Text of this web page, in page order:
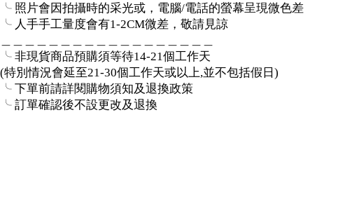
╰ 照片會因拍攝時的采光或，電腦/電話的螢幕呈現微色差
╰ 人手手工量度會有1-2CM微差，敬請見諒
╰ 非現貨商品預購須等待14-21個工作天
(特別情況會延至21-30個工作天或以上,並不包括假日)
╰ 下單前請詳閱購物須知及退換政策
╰ 訂單確認後不設更改及退換